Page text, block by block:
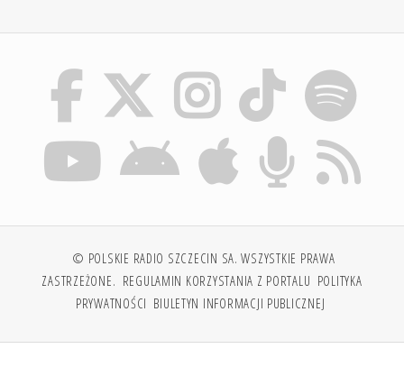
© POLSKIE RADIO SZCZECIN SA. WSZYSTKIE PRAWA
ZASTRZEŻONE. REGULAMIN KORZYSTANIA Z PORTALU POLITYKA
PRYWATNOŚCI BIULETYN INFORMACJI PUBLICZNEJ